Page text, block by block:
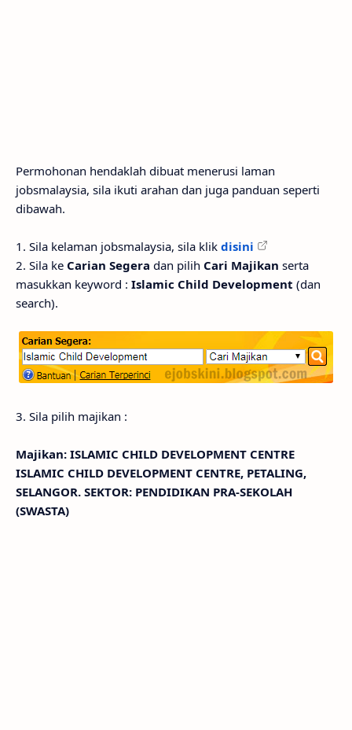
Permohonan hendaklah dibuat menerusi laman
jobsmalaysia, sila ikuti arahan dan juga panduan seperti
dibawah.
1. Sila kelaman jobsmalaysia, sila klik disini
2. Sila ke Carian Segera dan pilih Cari Majikan serta
masukkan keyword : Islamic Child Development (dan
search).
3. Sila pilih majikan :
Majikan: ISLAMIC CHILD DEVELOPMENT CENTRE
ISLAMIC CHILD DEVELOPMENT CENTRE, PETALING,
SELANGOR. SEKTOR: PENDIDIKAN PRA-SEKOLAH
(SWASTA)